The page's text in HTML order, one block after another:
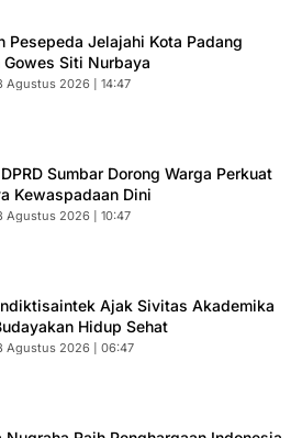
Pesepeda Jelajahi Kota Padang
Gowes Siti Nurbaya
Agustus 2026 | 14:47
Sumbar Dorong Warga Perkuat
Kewaspadaan Dini
Agustus 2026 | 10:47
Ajak Sivitas Akademika
Hidup Sehat
Agustus 2026 | 06:47